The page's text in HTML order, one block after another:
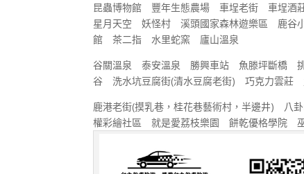
昆蟲博物館 豐年生態農場 車埕老街 車埕酒
星月天空 妖怪村 溪頭國家森林遊樂區 鹿
館 茶二指 水里蛇窯 廬山溫泉
谷關溫泉 泰安溫泉 勝興車站 魚滕坪斷橋
谷 洗水坑豆腐街(清水豆腐老街) 巧克力雲莊
鹿港老街(摸乳巷，桂花巷藝術村，半邊井)
權彩繪社區 就是愛荔枝樂園 餅乾優格學院